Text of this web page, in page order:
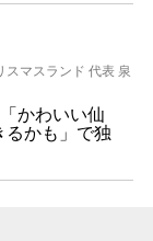
スマスランド 代表 泉
かわいい仙
るかも」で独